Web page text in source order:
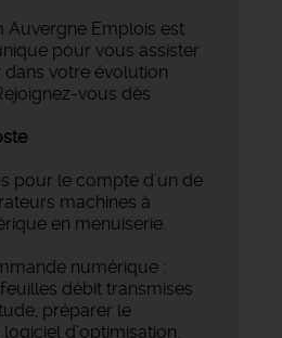
Auvergne Emplois est
pour vous assister
votre évolution
vous dès
pour le compte d'un de
machines à
en menuiserie.
numérique :
débit transmises
préparer le
logiciel d’optimisation.